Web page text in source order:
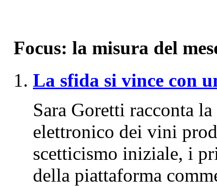
Focus: la misura del
La sfida si vince con
Sara Goretti racconta
elettronico dei vini
scetticismo iniziale, i
della piattaforma